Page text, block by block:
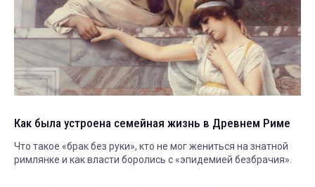
Как была устроена семейная жизнь в Древнем Риме
Что такое «брак без руки», кто не мог жениться на знатной
римлянке и как власти боролись с «эпидемией безбрачия».